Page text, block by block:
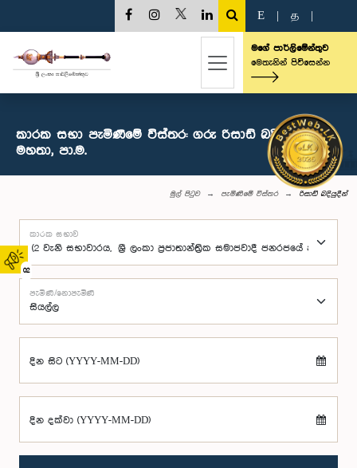
02
E த
මගේ පාර්ලිමේන්තුව
මෙතැනින් පිවිසෙන්න
කාරක සභා පැමිණීමේ විස්තර: ගරු රිසාඩ් බදියුදීන්
මහතා, පා.ම.
මුල් පිටුව පැමිණීමේ විස්තර රිසාඩ් බදියුදීන්
කාරක සභාව
පැමිණි/නොපැමිණි
දින සිට (YYYY-MM-DD)
දින දක්වා (YYYY-MM-DD)